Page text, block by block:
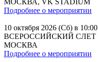
Подробнее о мероприятии
10 октября 2026 (Сб) в 10:00
ВСЕРОССИЙСКИЙ СЛЕТ
МОСКВА
Подробнее о мероприятии